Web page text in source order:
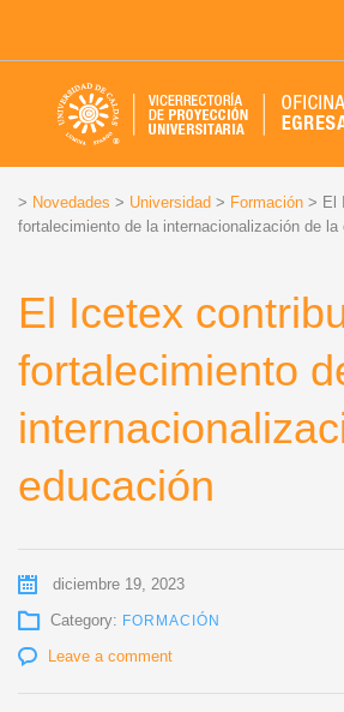
> Novedades > Universidad > Formación > El
fortalecimiento de la internacionalización de la
El Icetex
fortalecimiento
educación
diciembre 19, 2023
Category: FORMACIÓN
Leave a comment